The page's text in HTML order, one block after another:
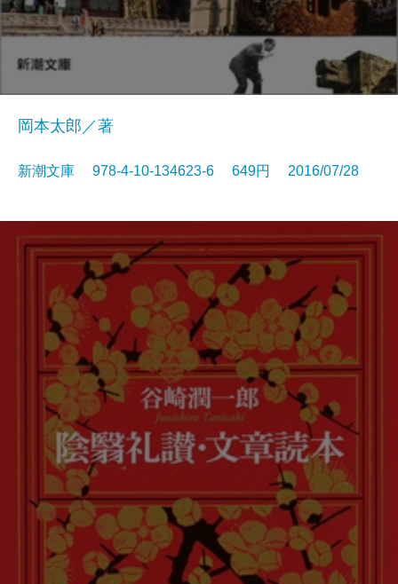
岡本太郎／著
新潮文庫 978-4-10-134623-6 649円 2016/07/28